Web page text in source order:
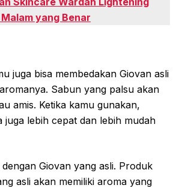
yang Benar
juga bisa membedakan Giovan asli
Sabun yang palsu akan
amis. Ketika kamu gunakan,
juga lebih cepat dan lebih mudah
Giovan yang asli. Produk
asli akan memiliki aroma yang